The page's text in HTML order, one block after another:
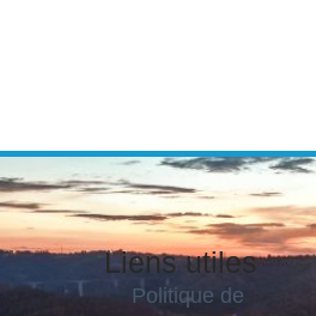
Liens utiles
Politique de